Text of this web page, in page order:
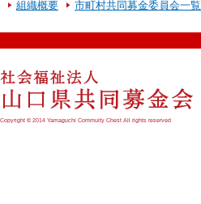
組織概要 市町村共同募金委員会一覧
Copyright © 2014 Yamaguchi Commuity Chest All rights reserved